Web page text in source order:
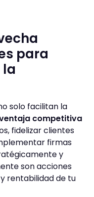
para
solo facilitan la
competitiva
fidelizar clientes
firmas
y
son acciones
rentabilidad de tu